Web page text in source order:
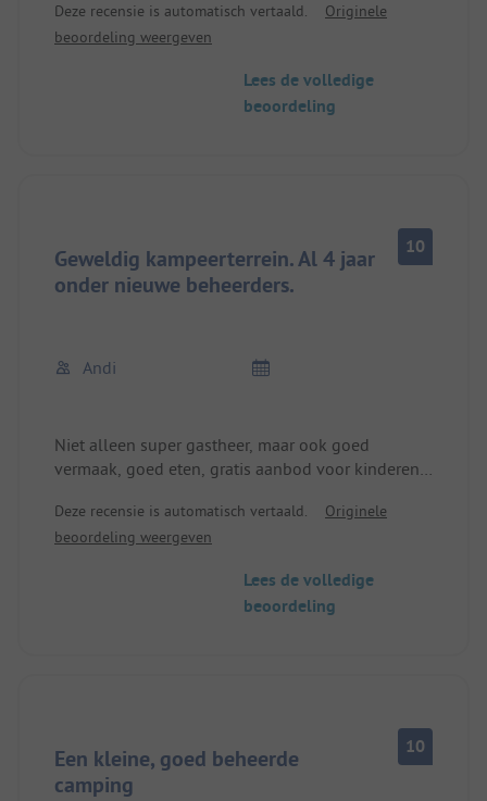
zodat je vanaf bijna alle plaatsen een heel mooi
uitzicht hebt op het meer. Goed restaurant, zeer net
voorhand besteld worden. Zeer mooie
wandelingen mogelijk langs het meer. Grote
Deze recensie is automatisch vertaald.
Originele
beoordeling weergeven
Lees de volledige
beoordeling
Geweldig kampeerterrein. Al 4 jaar
onder nieuwe beheerders.
10
Andi
Niet alleen super gastheer, maar ook goed
vermaak, goed eten, gratis aanbod voor kinderen
ontspannen na deze vakantie. Twee jonge
volwassenen zorgden voor spannende, leuke en
gevechten op zee, spelletjes, sport en
gezelligheid, enz. Voor iedereen die echt wil
Deze recensie is automatisch vertaald.
Originele
beoordeling weergeven
Lees de volledige
beoordeling
Een kleine, goed beheerde
camping
10